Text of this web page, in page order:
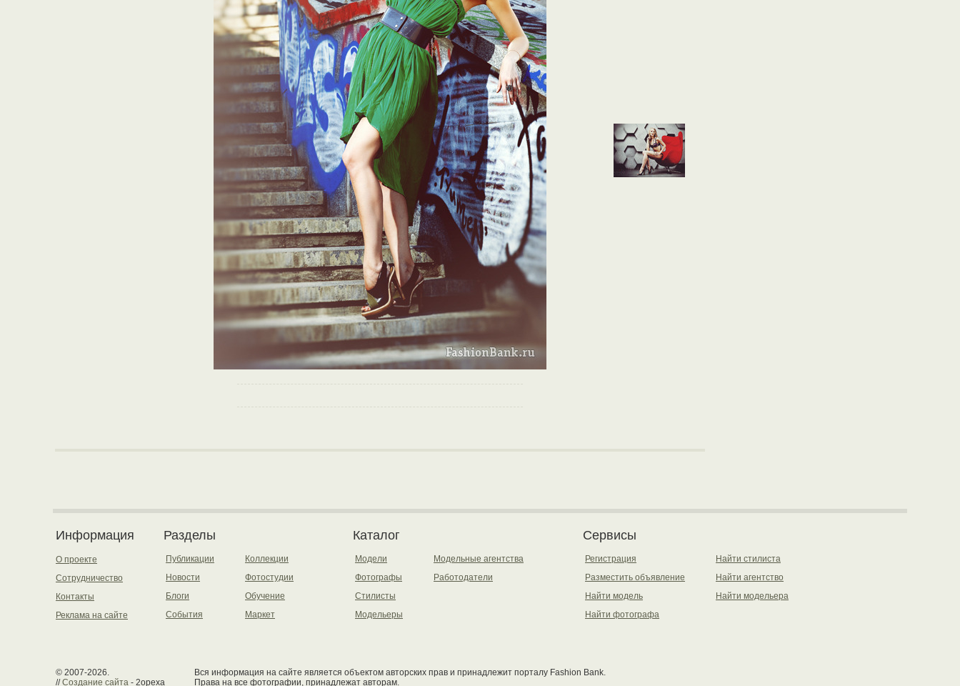
Информация
О проекте
Сотрудничество
Контакты
Реклама на сайте
Разделы
Публикации
Новости
Блоги
События
Коллекции
Фотостудии
Обучение
Маркет
Каталог
Модели
Фотографы
Стилисты
Модельеры
Модельные агентства
Работодатели
Сервисы
Регистрация
Разместить объявление
Найти модель
Найти фотографа
Найти стилиста
Найти агентство
Найти модельера
© 2007-2026.
//Создание сайта - 2opexa
Вся информация на сайте является объектом авторских прав и принадлежит порталу Fashion Bank.
Права на все фотографии, принадлежат авторам.